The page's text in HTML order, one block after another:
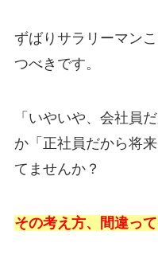
ずばりサラリーマン
つべきです。
「いやいや、会社員
か「正社員だから将
てませんか？
その考え方、間違って